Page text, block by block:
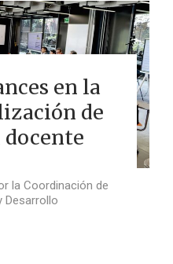
en la
de
la Coordinación de
Desarrollo